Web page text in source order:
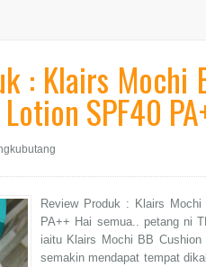
: Klairs Mochi
SPF40
Review Produk : Klairs
PA++ Hai semua.. petang ni
iaitu Klairs Mochi BB
semakin mendapat tempat